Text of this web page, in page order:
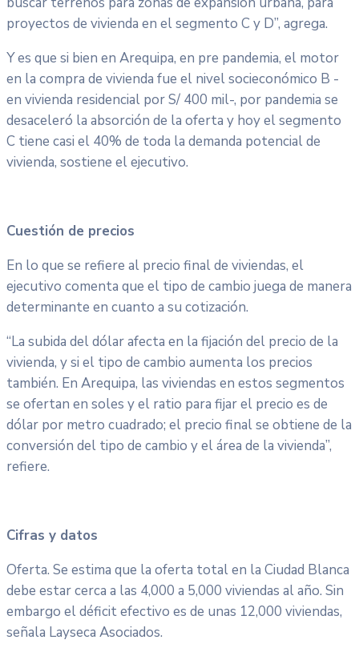
proyectos de vivienda en el segmento C y D”, agrega.
Y es que si bien en Arequipa, en pre pandemia, el motor
en la compra de vivienda fue el nivel socieconómico B -
en vivienda residencial por S/ 400 mil-, por pandemia se
desaceleró la absorción de la oferta y hoy el segmento
C tiene casi el 40% de toda la demanda potencial de
vivienda, sostiene el ejecutivo.
Cuestión de precios
En lo que se refiere al precio final de viviendas, el
ejecutivo comenta que el tipo de cambio juega de manera
determinante en cuanto a su cotización.
“La subida del dólar afecta en la fijación del precio de la
vivienda, y si el tipo de cambio aumenta los precios
también. En Arequipa, las viviendas en estos segmentos
se ofertan en soles y el ratio para fijar el precio es de
dólar por metro cuadrado; el precio final se obtiene de la
conversión del tipo de cambio y el área de la vivienda”,
refiere.
Cifras y datos
Oferta. Se estima que la oferta total en la Ciudad Blanca
debe estar cerca a las 4,000 a 5,000 viviendas al año. Sin
embargo el déficit efectivo es de unas 12,000 viviendas,
señala Layseca Asociados.